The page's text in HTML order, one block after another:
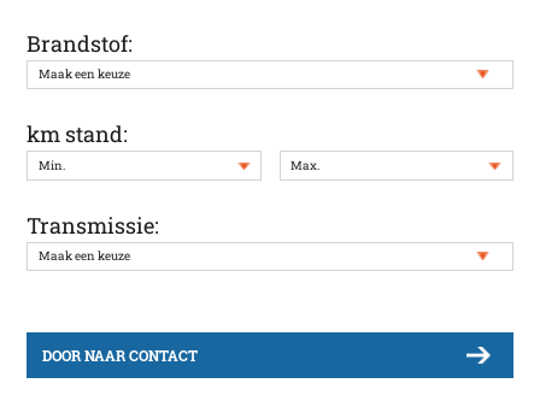
Brandstof:
km stand:
Transmissie:
DOOR NAAR CONTACT